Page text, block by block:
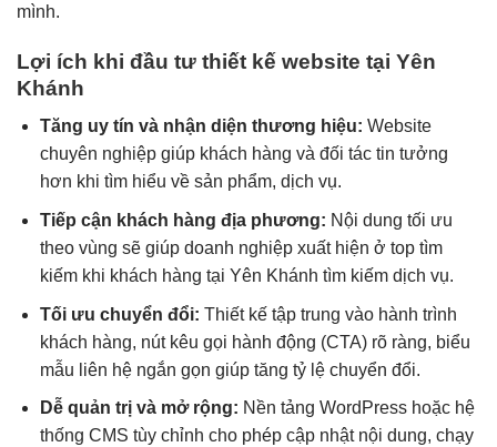
mình.
Lợi ích khi đầu tư thiết kế website tại Yên
Khánh
Tăng uy tín và nhận diện thương hiệu: Website
chuyên nghiệp giúp khách hàng và đối tác tin tưởng
hơn khi tìm hiểu về sản phẩm, dịch vụ.
Tiếp cận khách hàng địa phương: Nội dung tối ưu
theo vùng sẽ giúp doanh nghiệp xuất hiện ở top tìm
kiếm khi khách hàng tại Yên Khánh tìm kiếm dịch vụ.
Tối ưu chuyển đổi: Thiết kế tập trung vào hành trình
khách hàng, nút kêu gọi hành động (CTA) rõ ràng, biểu
mẫu liên hệ ngắn gọn giúp tăng tỷ lệ chuyển đổi.
Dễ quản trị và mở rộng: Nền tảng WordPress hoặc hệ
thống CMS tùy chỉnh cho phép cập nhật nội dung, chạy